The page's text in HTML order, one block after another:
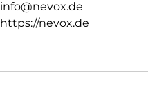
info@nevox.de
https://nevox.de